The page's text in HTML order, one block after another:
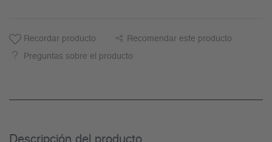
Recordar producto Recomendar este producto
Preguntas sobre el producto